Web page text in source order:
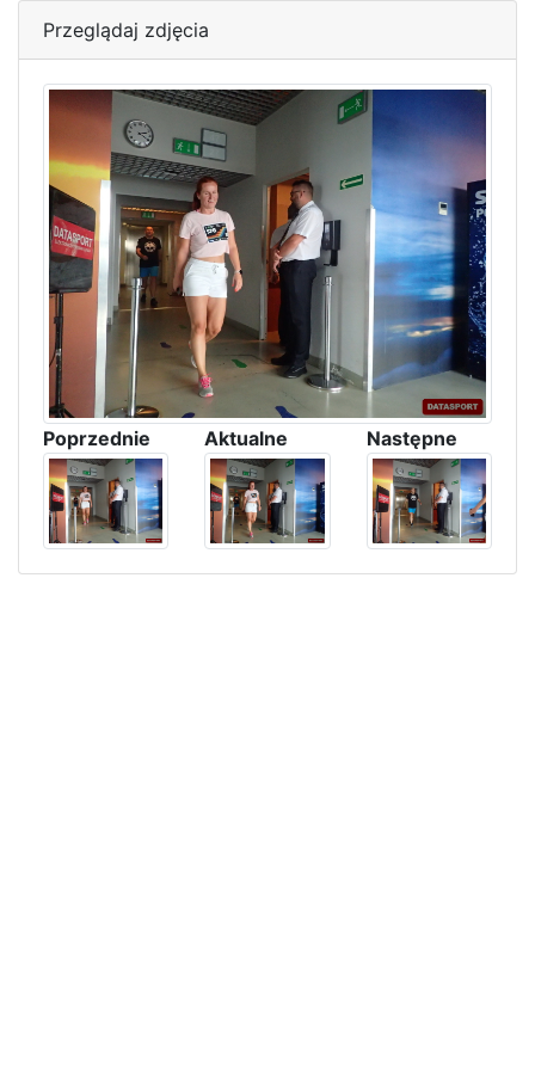
Przeglądaj zdjęcia
Poprzednie Aktualne Następne